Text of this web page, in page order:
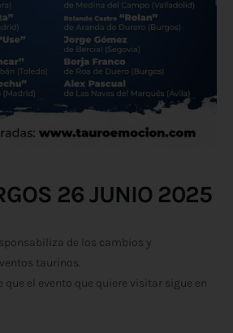
26 JUNIO 2025
de los cambios y
taurinos.
que el evento que quiere visitar sigue en